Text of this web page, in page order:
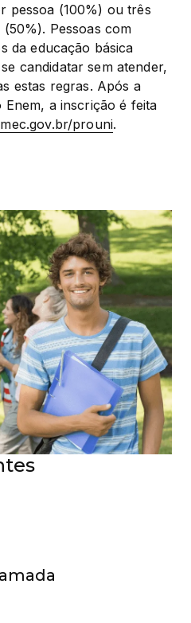
pessoa (100%) ou três
Pessoas com
da educação básica
candidatar sem atender,
estas regras. Após a
a inscrição é feita
prouni.